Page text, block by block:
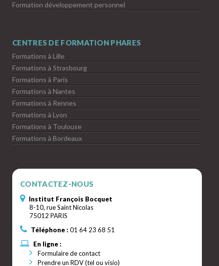
Formation développement personnel
CENTRES DE FORMATION PHARES
Formations à Lille
Formations à Strasbourg
Formations à Paris
Formations à Nantes
Formations à Rennes
Formations à Lyon
Formations à Toulouse
Formations à Bordeaux
CONTACTEZ-NOUS
Institut François Bocquet
8-10, rue Saint Nicolas
75012 PARIS
Téléphone : 01 64 23 68 51
En ligne :
Formulaire de contact
Prendre un RDV (tel ou visio)